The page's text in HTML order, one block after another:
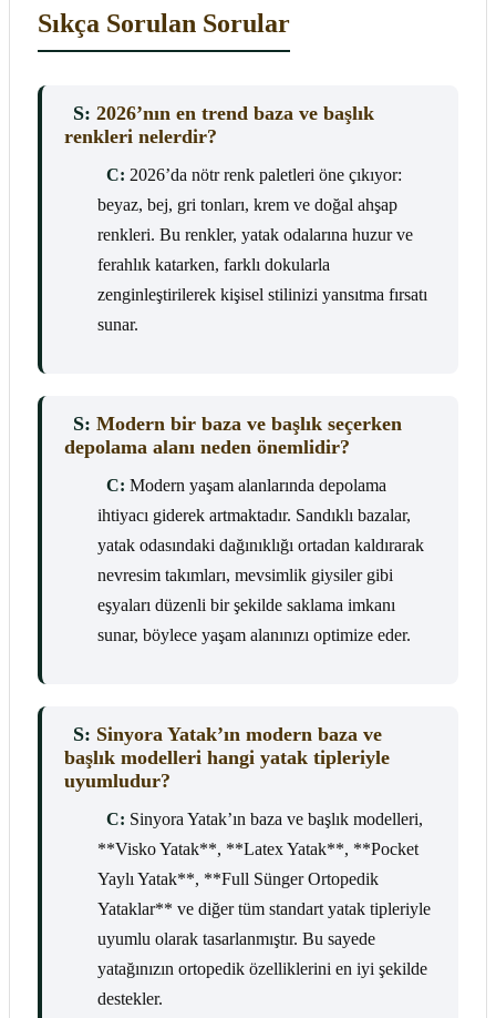
Sıkça Sorulan Sorular
S: 2026’nın en trend baza ve başlık
renkleri nelerdir?
C: 2026’da nötr renk paletleri öne çıkıyor:
beyaz, bej, gri tonları, krem ve doğal ahşap
renkleri. Bu renkler, yatak odalarına huzur ve
ferahlık katarken, farklı dokularla
zenginleştirilerek kişisel stilinizi yansıtma fırsatı
sunar.
S: Modern bir baza ve başlık seçerken
depolama alanı neden önemlidir?
C: Modern yaşam alanlarında depolama
ihtiyacı giderek artmaktadır. Sandıklı bazalar,
yatak odasındaki dağınıklığı ortadan kaldırarak
nevresim takımları, mevsimlik giysiler gibi
eşyaları düzenli bir şekilde saklama imkanı
sunar, böylece yaşam alanınızı optimize eder.
S: Sinyora Yatak’ın modern baza ve
başlık modelleri hangi yatak tipleriyle
uyumludur?
C: Sinyora Yatak’ın baza ve başlık modelleri,
**Visko Yatak**, **Latex Yatak**, **Pocket
Yaylı Yatak**, **Full Sünger Ortopedik
Yataklar** ve diğer tüm standart yatak tipleriyle
uyumlu olarak tasarlanmıştır. Bu sayede
yatağınızın ortopedik özelliklerini en iyi şekilde
destekler.